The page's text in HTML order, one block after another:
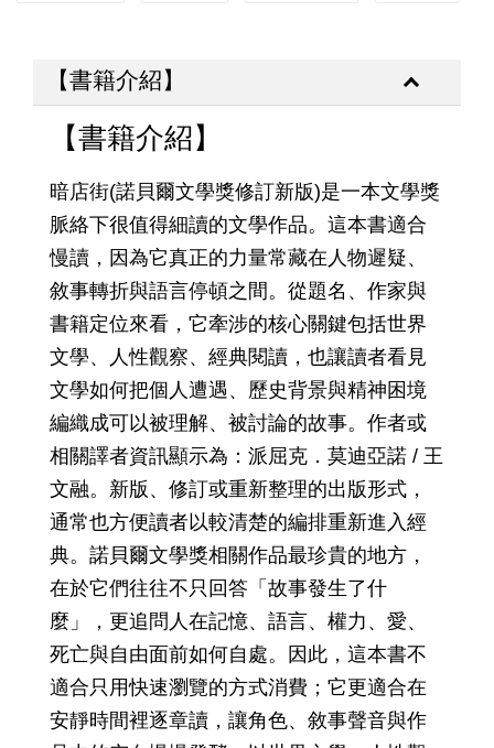
【書籍介紹】
【書籍介紹】
暗店街(諾貝爾文學獎修訂新版)是一本文學獎
脈絡下很值得細讀的文學作品。這本書適合
慢讀，因為它真正的力量常藏在人物遲疑、
敘事轉折與語言停頓之間。從題名、作家與
書籍定位來看，它牽涉的核心關鍵包括世界
文學、人性觀察、經典閱讀，也讓讀者看見
文學如何把個人遭遇、歷史背景與精神困境
編織成可以被理解、被討論的故事。作者或
相關譯者資訊顯示為：派屈克．莫迪亞諾 / 王
文融。新版、修訂或重新整理的出版形式，
通常也方便讀者以較清楚的編排重新進入經
典。諾貝爾文學獎相關作品最珍貴的地方，
在於它們往往不只回答「故事發生了什
麼」，更追問人在記憶、語言、權力、愛、
死亡與自由面前如何自處。因此，這本書不
適合只用快速瀏覽的方式消費；它更適合在
安靜時間裡逐章讀，讓角色、敘事聲音與作